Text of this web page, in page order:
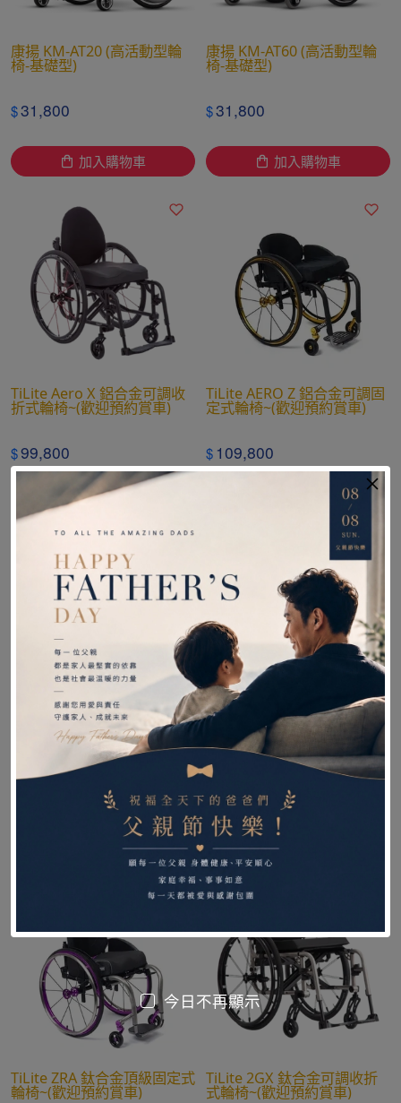
康揚 KM-AT20 (高活動型輪
椅-基礎型)
$31,800
加入購物車
康揚 KM-AT60 (高活動型輪
椅-基礎型)
$31,800
加入購物車
TiLite Aero X 鋁合金可調收
折式輪椅~(歡迎預約賞車)
$99,800
加入購物車
TiLite AERO Z 鋁合金可調固
定式輪椅~(歡迎預約賞車)
$ 109,800
TiLite AERO T 鋁合金可調固
定式輪椅~(歡迎預約賞車)
加入購物車
Küschall Champion 鋁合金
可調收折式輪椅~(歡迎預約賞
車)
$158,000
加入購物車
TiLite ZRA 鈦合金頂級固定式
輪椅~(歡迎預約賞車)
TiLite 2GX 鈦合金可調收折
式輪椅~(歡迎預約賞車)
今日不再顯示